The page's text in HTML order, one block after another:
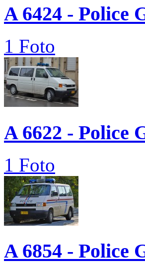
A 6424 - Police
1 Foto
A 6622 - Police
1 Foto
A 6854 - Police